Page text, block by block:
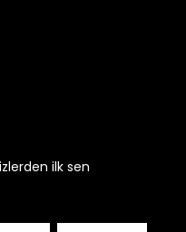
ilk sen